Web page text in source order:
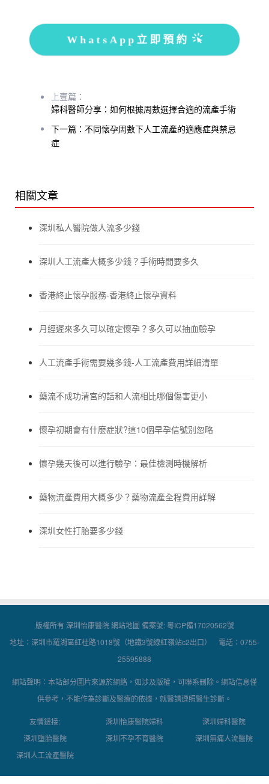
WhatsApp立即預約
上壹篇：
婦科醫師分享：如何根據周數選擇合適的流產手術
下一篇：不同懷孕周數下人工流產的適應症與禁忌
症
相關文章
深圳私人醫院做人流多少錢
深圳人工流產大概多少錢？手術時間要多久
香港終止懷孕服務-香港終止懷孕資料
月經遲來多久可以確定懷孕？多久可以抽血驗孕
人工流產手術需要幾多錢-人工流產費用詳細清單
藥流不成功清宮的話和人流相比哪個傷害更小
懷孕初期會有什麼症狀?這10個早孕信號別忽略
懷孕幾天後可以進行驗孕：最佳檢測時機解析
藥物流產費用大概多少？藥物流產全程費用詳解
深圳女性打胎要多少錢
版權所有 深圳怡康醫院網站地圖 備案號:粵ICP備17020562號
地址：深圳市羅湖區紅桂路1018號（地鐵3號線紅嶺站c2出口） 電話：0755-
25595888
網站聲明：本站部分圖片來源於網絡，如涉及版權，可聯系刪除。網站信息僅
供參考，不能作為診斷及醫療的依據，就醫請遵照醫生診斷。
友情鏈接: 深圳怡康醫院婦科
深圳婦科醫院
深圳墮胎醫院
深圳不孕不育醫院
深圳無痛人流醫院
深圳人工流產醫院